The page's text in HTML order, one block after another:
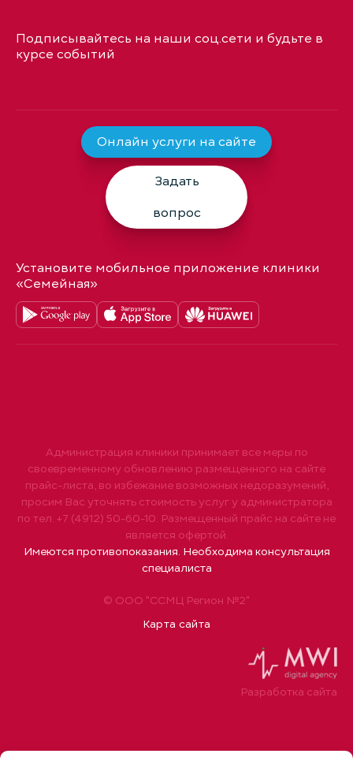
Подписывайтесь на наши соц.сети и будьте в
курсе событий
Онлайн услуги на сайте
Задать
вопрос
Установите мобильное приложение клиники
«Семейная»
© ООО "ССМЦ Регион №2"
Карта сайта
Администрация клиники принимает все меры по
своевременному обновлению размещенного на сайте
прайс-листа, во избежание возможных недоразумений,
просим Вас уточнять стоимость услуг у администратора
по тел. +7 (4912) 50-60-10. Размещенный прайс на сайте не
является офертой.
Имеются противопоказания. Необходима консультация
специалиста
Разработка сайта